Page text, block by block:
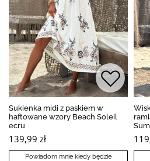
Sukienka midi z paskiem w
haftowane wzory Beach Soleil
ecru
139,99 zł
Powiadom mnie kiedy będzie